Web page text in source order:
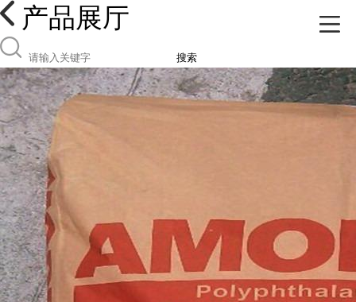
产品展厅
搜索